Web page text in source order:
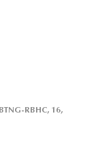
BTNG-RBHC, 16,